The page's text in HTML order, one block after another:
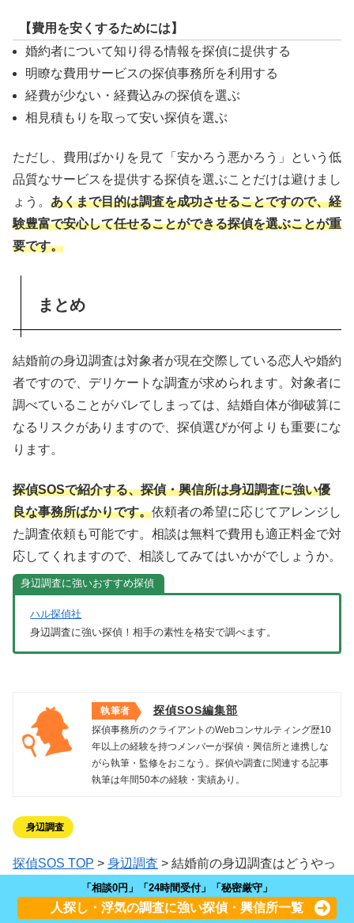
【費用を安くするためには】
婚約者について知り得る情報を探偵に提供する
明瞭な費用サービスの探偵事務所を利用する
経費が少ない・経費込みの探偵を選ぶ
相見積もりを取って安い探偵を選ぶ
ただし、費用ばかりを見て「安かろう悪かろう」という低
品質なサービスを提供する探偵を選ぶことだけは避けまし
ょう。 あくまで目的は調査を成功させることですので、経
験豊富で安心して任せることができる探偵を選ぶことが重
要です。
まとめ
結婚前の身辺調査は対象者が現在交際している恋人や婚約
者ですので、デリケートな調査が求められます。対象者に
調べていることがバレてしまっては、結婚自体が御破算に
なるリスクがありますので、探偵選びが何よりも重要にな
ります。
探偵SOSで紹介する、探偵・興信所は身辺調査に強い優
良な事務所ばかりです。依頼者の希望に応じてアレンジし
た調査依頼も可能です。相談は無料で費用も適正料金で対
応してくれますので、相談してみてはいかがでしょうか。
ハル探偵社
身辺調査に強い探偵！相手の素性を格安で調べます。
執筆者 探偵SOS編集部
探偵事務所のクライアントのWebコンサルティング歴10
年以上の経験を持つメンバーが探偵・興信所と連携しな
がら執筆・監修をおこなう。探偵や調査に関連する記事
執筆は年間50本の経験・実績あり。
身辺調査
探偵SOS TOP > 身辺調査 > 結婚前の身辺調査はどうやっ
てやるのか？バレないための探偵の調査と費用について解
「相談0円」「24時間受付」「秘密厳守」
人探し・浮気の調査に強い探偵・興信所一覧